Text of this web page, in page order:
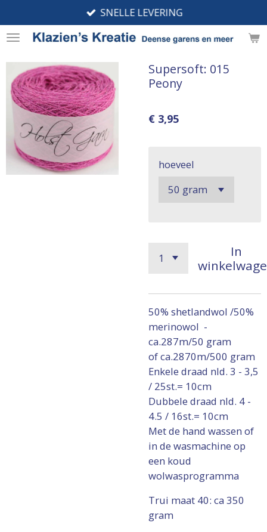
direct
naar
hoofdinhoud
SNELLE LEVERING
Supersoft: 015
Peony
€ 3,95
hoeveel
In
50% shetlandwol /50%
merinowol -
ca.287m/50 gram
of ca.2870m/500 gram
Enkele draad nld. 3 - 3,5
/ 25st.= 10cm
Dubbele draad nld. 4 -
4.5 / 16st.= 10cm
Met de hand wassen of
in de wasmachine op
een koud
wolwasprogramma
Trui maat 40: ca 350
gram